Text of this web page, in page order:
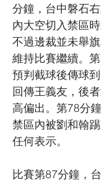
分鐘，台中磐石
內大空切入禁區
不過邊裁並未舉
維持比賽繼續。
預判截球後傳球
回傳王義友，後
高偏出。第78分
禁區內被劉和翰
任何表示。
比賽第87分鐘，